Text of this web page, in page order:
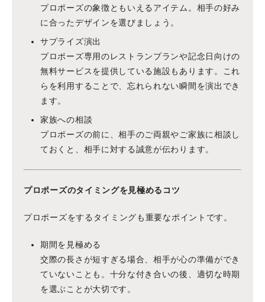
プロポーズの象徴ともいえるアイテム。相手の好み
に合ったデザインを選びましょう。
サプライズ演出
プロポーズ専用のレストランプランや記念日向けの
無料サービスを提供している施設もあります。これ
らを利用することで、忘れられない瞬間を演出でき
ます。
家族への相談
プロポーズの前に、相手のご両親やご家族に相談し
ておくと、相手に対する誠意が伝わります。
プロポーズのタイミングを見極めるコツ
プロポーズをするタイミングも重要なポイントです。
期間を見極める
交際の長さが短すぎる場合、相手が心の準備ができ
ていないことも。十分な付き合いの後、適切な時期
を選ぶことが大切です。